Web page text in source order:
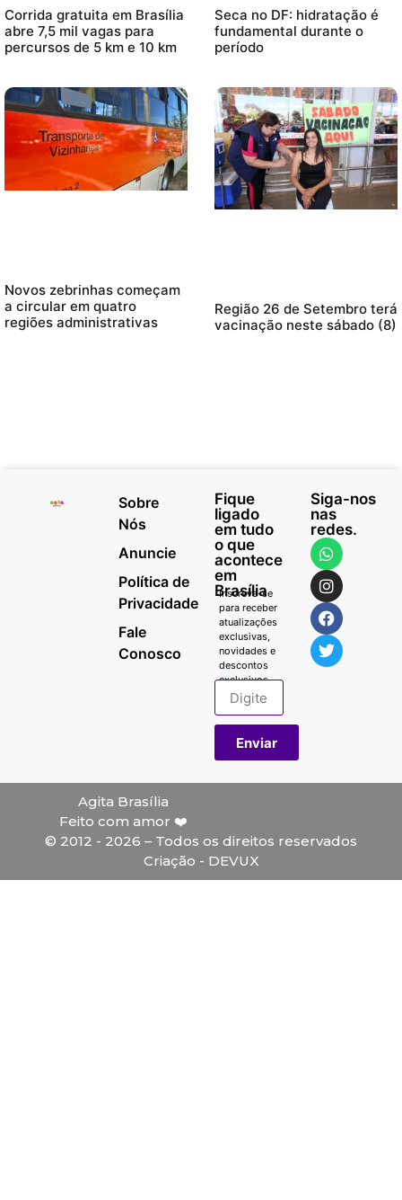
Corrida gratuita em Brasília
abre 7,5 mil vagas para
percursos de 5 km e 10 km
Seca no DF: hidratação é
fundamental durante o
período
Novos zebrinhas começam
a circular em quatro
regiões administrativas
Região 26 de Setembro terá
vacinação neste sábado (8)
Sobre
Nós
Anuncie
Política de
Privacidade
Fale
Conosco
Fique
ligado
em tudo
o que
acontece
em
Brasília
Inscreva-se
para receber
atualizações
exclusivas,
novidades e
descontos
exclusivos.
Enviar
Siga-nos
nas
redes.
Agita Brasília
Feito com amor ❤️
© 2012 - 2026 – Todos os direitos reservados
Criação - DEVUX